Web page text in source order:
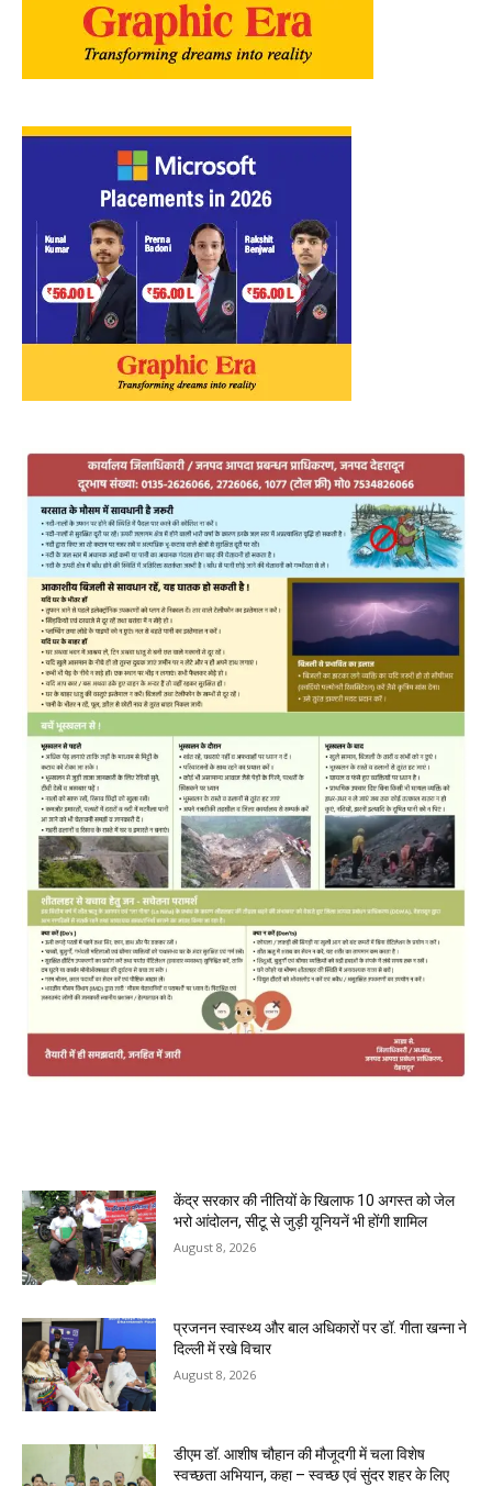
केंद्र सरकार की नीतियों के खिलाफ 10 अगस्त को जेल
भरो आंदोलन, सीटू से जुड़ी यूनियनें भी होंगी शामिल
August 8, 2026
प्रजनन स्वास्थ्य और बाल अधिकारों पर डॉ. गीता खन्ना ने
दिल्ली में रखे विचार
August 8, 2026
डीएम डॉ. आशीष चौहान की मौजूदगी में चला विशेष
स्वच्छता अभियान, कहा – स्वच्छ एवं सुंदर शहर के लिए